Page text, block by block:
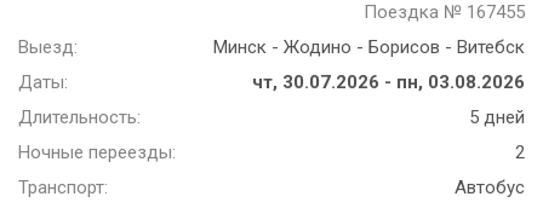
Поездка № 167455
Выезд:
Минск - Жодино - Борисов - Витебск
Даты:
чт, 30.07.2026 - пн, 03.08.2026
Длительность:
5 дней
Ночные переезды:
2
Транспорт:
Автобус